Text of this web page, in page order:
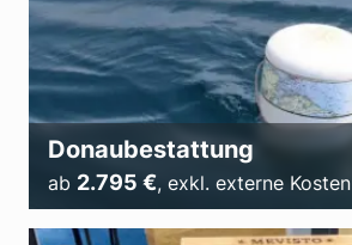
Donaubestattung
ab 2.795 €, exkl. externe Kosten